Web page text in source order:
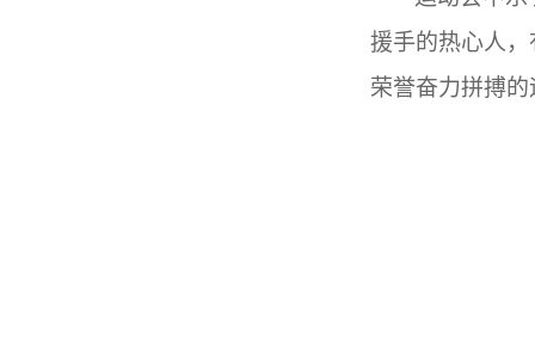
援手的热心人
荣誉奋力拼搏